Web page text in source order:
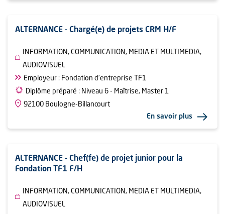
ALTERNANCE - Chargé(e) de projets CRM H/F
INFORMATION, COMMUNICATION, MEDIA ET MULTIMEDIA,
AUDIOVISUEL
Employeur : Fondation d’entreprise TF1
Diplôme préparé : Niveau 6 - Maîtrise, Master 1
92100 Boulogne-Billancourt
En savoir plus
ALTERNANCE - Chef(fe) de projet junior pour la
Fondation TF1 F/H
INFORMATION, COMMUNICATION, MEDIA ET MULTIMEDIA,
AUDIOVISUEL